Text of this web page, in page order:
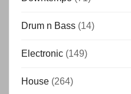
Drum n Bass (14)
Electronic (149)
House (264)